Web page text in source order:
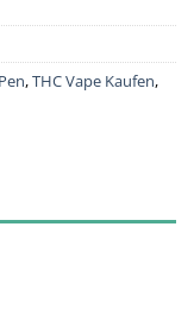
,THC Vape Kaufen,